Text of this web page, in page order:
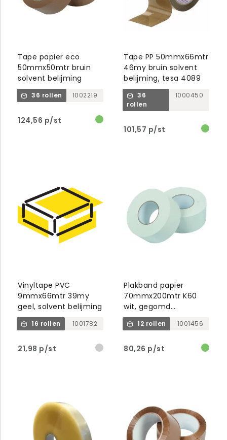
Tape papier eco
50mmx50mtr bruin
solvent belijming
36 rollen 1002219
124,56 p/st
Tape PP 50mmx66mtr
46my bruin solvent
belijming, tesa 4089
36
rollen
1000450
101,57 p/st
Vinyltape PVC
9mmx66mtr 39my
geel, solvent belijming
16 rollen 1001782
21,98 p/st
Plakband papier
70mmx200mtr K60
wit, gegomd
buitenzijde
12 rollen 1001456
80,26 p/st